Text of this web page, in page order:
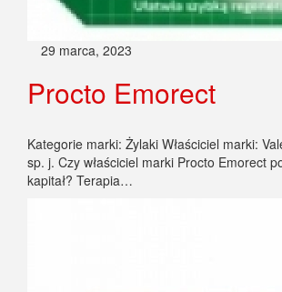
29 marca, 2023
Procto Emorect
Kategorie marki: Żylaki Właściciel marki:
sp. j. Czy właściciel marki Procto Emorect
kapitał? Terapia…